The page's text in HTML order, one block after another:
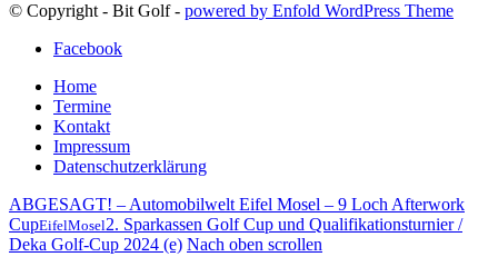
© Copyright - Bit Golf - powered by Enfold WordPress Theme
Facebook
Home
Termine
Kontakt
Impressum
Datenschutzerklärung
ABGESAGT! – Automobilwelt Eifel Mosel – 9 Loch Afterwork
CupEifelMosel2. Sparkassen Golf Cup und Qualifikationsturnier /
Deka Golf-Cup 2024 (e) Nach oben scrollen